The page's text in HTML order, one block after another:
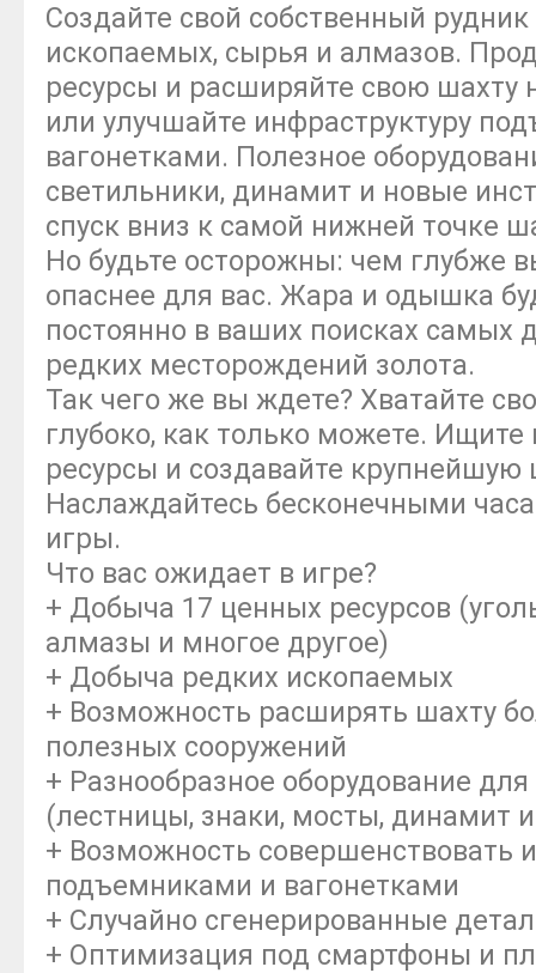
Создайте свой собственный
ископаемых, сырья и алмазов.
ресурсы и расширяйте свою
или улучшайте инфраструктуру
вагонетками. Полезное
светильники, динамит и новые
спуск вниз к самой нижней точке
Но будьте осторожны: чем глубже
опаснее для вас. Жара и одышка
постоянно в ваших поисках самых
редких месторождений золота.
Так чего же вы ждете? Хватайте
глубоко, как только можете.
ресурсы и создавайте
Наслаждайтесь бесконечными
игры.
Что вас ожидает в игре?
+ Добыча 17 ценных ресурсов
алмазы и многое другое)
+ Добыча редких ископаемых
+ Возможность расширять шахту
полезных сооружений
+ Разнообразное оборудование
(лестницы, знаки, мосты, динамит
+ Возможность совершенствовать
подъемниками и вагонетками
+ Случайно сгенерированные
+ Оптимизация под смартфоны и